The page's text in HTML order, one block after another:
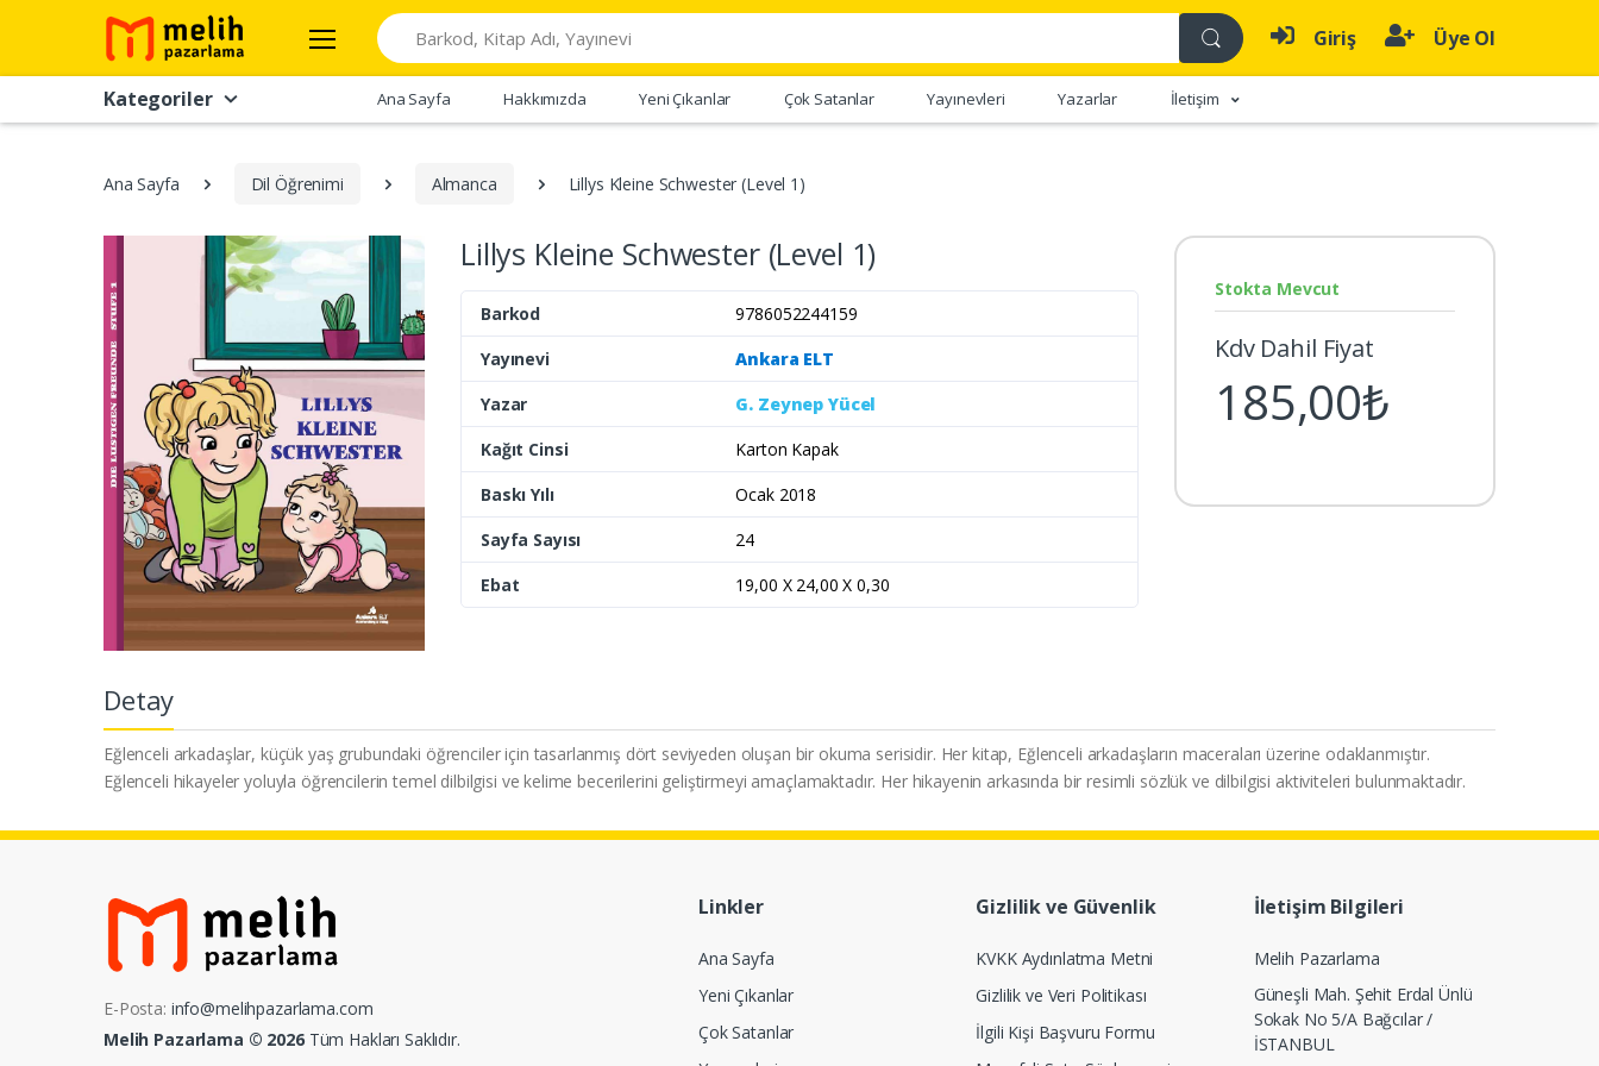
Search
Giriş Üye Ol
Kategoriler Ana Sayfa Hakkımızda Yeni Çıkanlar Çok Satanlar Yayınevleri Yazarlar İletişim
Ana Sayfa Dil Öğrenimi Almanca Lillys Kleine Schwester (Level 1)
Lillys Kleine Schwester (Level 1)
Barkod
9786052244159
Yayınevi
Ankara ELT
Yazar
G. Zeynep Yücel
Kağıt Cinsi
Karton Kapak
Baskı Yılı
Ocak 2018
Sayfa Sayısı
24
Ebat
19,00 X 24,00 X 0,30
Stokta Mevcut
Kdv Dahil Fiyat
185,00₺
Detay
Eğlenceli arkadaşlar, küçük yaş grubundaki öğrenciler için tasarlanmış dört seviyeden oluşan bir okuma serisidir. Her kitap, Eğlenceli arkadaşların maceraları üzerine odaklanmıştır.
Eğlenceli hikayeler yoluyla öğrencilerin temel dilbilgisi ve kelime becerilerini geliştirmeyi amaçlamaktadır. Her hikayenin arkasında bir resimli sözlük ve dilbilgisi aktiviteleri bulunmaktadır.
E-Posta: info@melihpazarlama.com
Melih Pazarlama © 2026Tüm Hakları Saklıdır.
Linkler
Ana Sayfa
Yeni Çıkanlar
Çok Satanlar
Gizlilik ve Güvenlik
KVKK Aydınlatma Metni
Gizlilik ve Veri Politikası
İlgili Kişi Başvuru Formu
İletişim Bilgileri
Melih Pazarlama
Güneşli Mah. Şehit Erdal Ünlü
Sokak No 5/A Bağcılar /
İSTANBUL